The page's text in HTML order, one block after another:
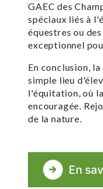
GAEC des
spéciaux liés à
équestres ou
exceptionnel
En conclusion,
simple lieu
l'équitation, où
encouragée.
de la nature.
En